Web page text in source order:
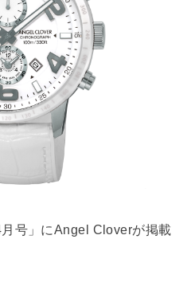
号」にAngel Cloverが掲載